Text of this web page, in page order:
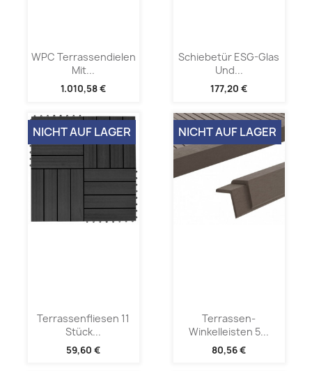
WPC Terrassendielen
Mit...
1.010,58 €
Schiebetür ESG-Glas
Und...
177,20 €
Terrassenfliesen 11
Stück...
59,60 €
NICHT AUF LAGER
Terrassen-
Winkelleisten 5...
80,56 €
NICHT AUF LAGER